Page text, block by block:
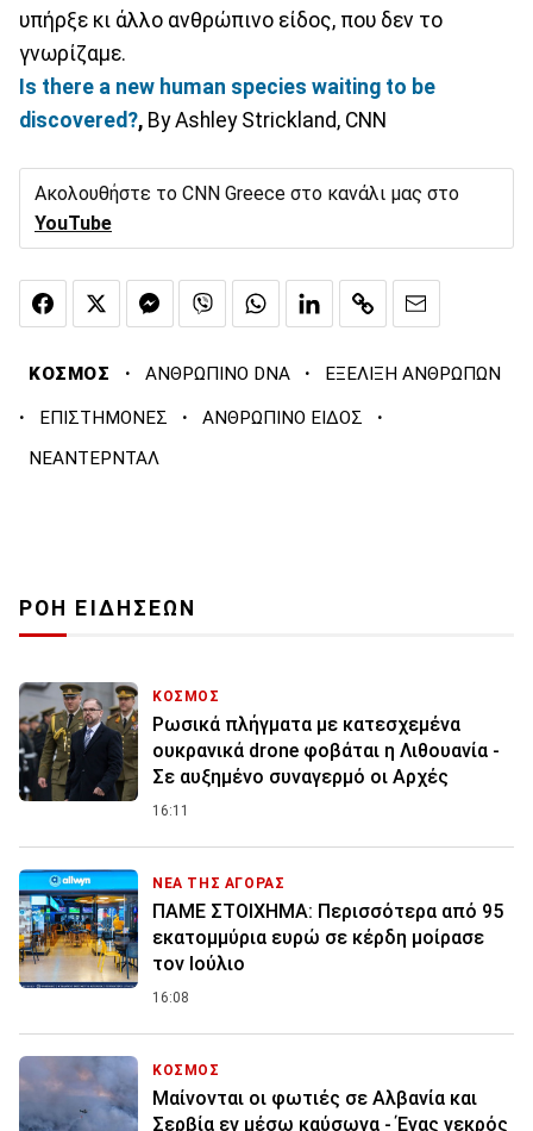
υπήρξε κι άλλο ανθρώπινο είδος, που δεν το
γνωρίζαμε.
Is there a new human species waiting to be
discovered?, By Ashley Strickland, CNN
Ακολουθήστε το CNN Greece στο κανάλι μας στο
YouTube
ΚΟΣΜΟΣ · ΑΝΘΡΩΠΙΝΟ DNA · ΕΞΕΛΙΞΗ ΑΝΘΡΩΠΩΝ
· ΕΠΙΣΤΗΜΟΝΕΣ · ΑΝΘΡΩΠΙΝΟ ΕΙΔΟΣ ·
ΝΕΑΝΤΕΡΝΤΑΛ
ΡΟΗ ΕΙΔΗΣΕΩΝ
ΚΟΣΜΟΣ
Ρωσικά πλήγματα με κατεσχεμένα
ουκρανικά drone φοβάται η Λιθουανία -
Σε αυξημένο συναγερμό οι Αρχές
16:11
ΝΕΑ ΤΗΣ ΑΓΟΡΑΣ
ΠΑΜΕ ΣΤΟΙΧΗΜΑ: Περισσότερα από 95
εκατομμύρια ευρώ σε κέρδη μοίρασε
τον Ιούλιο
16:08
ΚΟΣΜΟΣ
Μαίνονται οι φωτιές σε Αλβανία και
Σερβία εν μέσω καύσωνα - Ένας νεκρός